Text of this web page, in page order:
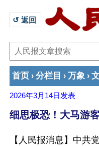
↺ 返回
首页 › 分栏目 › 万象 ›
2026年3月14日 发表
细思极恐！大马游
【人民报消息】中共